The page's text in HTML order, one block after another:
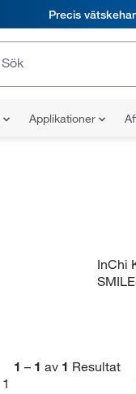
Precis
Applikationer
InChi
1 – 1 av 1 Resultat
1